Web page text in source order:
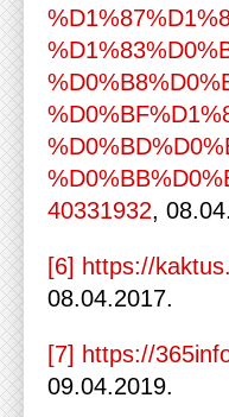
40331932,
[6] https://
08.04.2017.
[7] https://
09.04.2019.